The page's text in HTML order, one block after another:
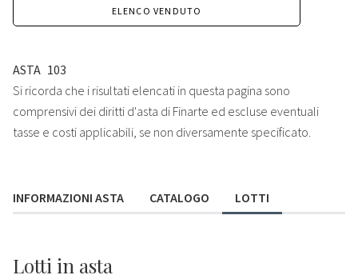
ELENCO VENDUTO
ASTA 103
Si ricorda che i risultati elencati in questa pagina sono
comprensivi dei diritti d'asta di Finarte ed escluse eventuali
tasse e costi applicabili, se non diversamente specificato.
INFORMAZIONI ASTA CATALOGO LOTTI
Lotti in asta